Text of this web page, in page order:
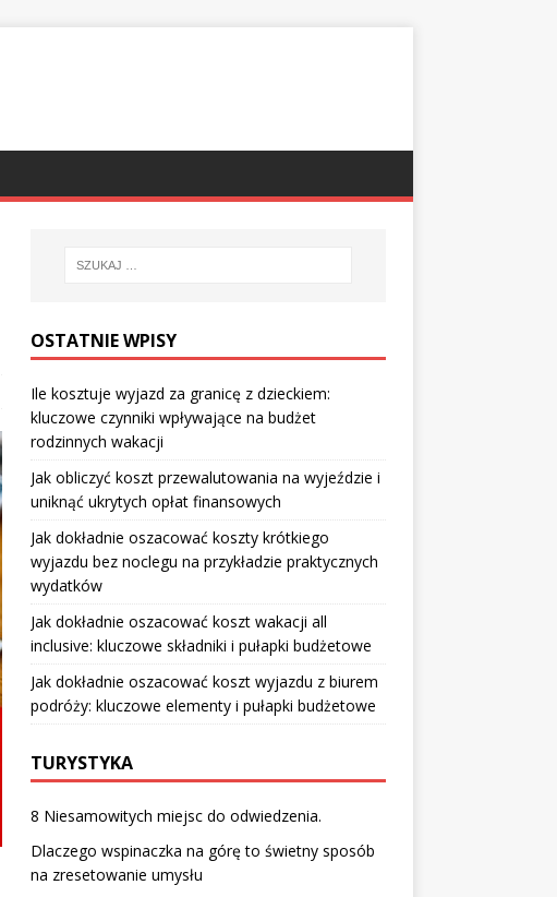
OSTATNIE WPISY
Ile kosztuje wyjazd za granicę z dzieckiem:
kluczowe czynniki wpływające na budżet
rodzinnych wakacji
Jak obliczyć koszt przewalutowania na wyjeździe i
uniknąć ukrytych opłat finansowych
Jak dokładnie oszacować koszty krótkiego
wyjazdu bez noclegu na przykładzie praktycznych
wydatków
Jak dokładnie oszacować koszt wakacji all
inclusive: kluczowe składniki i pułapki budżetowe
Jak dokładnie oszacować koszt wyjazdu z biurem
podróży: kluczowe elementy i pułapki budżetowe
TURYSTYKA
8 Niesamowitych miejsc do odwiedzenia.
Dlaczego wspinaczka na górę to świetny sposób
na zresetowanie umysłu